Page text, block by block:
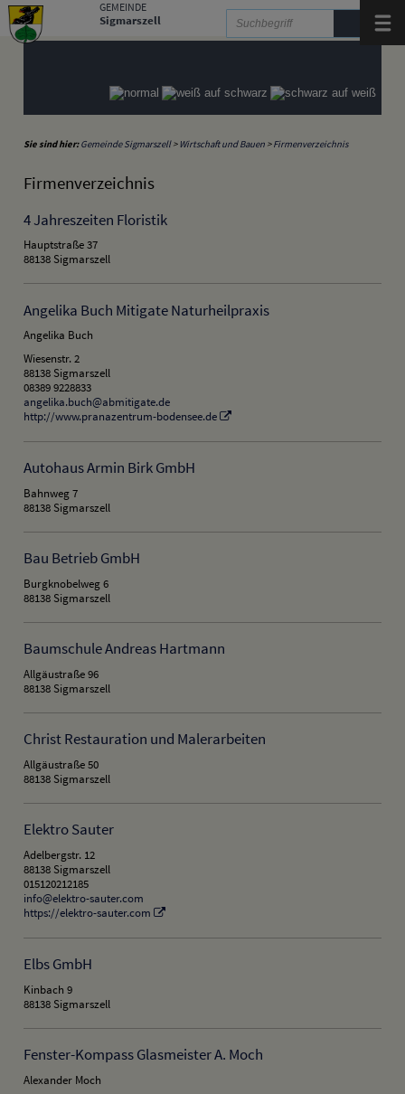
Zum Inhalt zur Navigationoder springen.
GEMEINDE
Sigmarszell
Sie sind hier: Gemeinde Sigmarszell>Wirtschaft und Bauen>Firmenverzeichnis
Firmenverzeichnis
4 Jahreszeiten Floristik
Hauptstraße 37
88138 Sigmarszell
Angelika Buch Mitigate Naturheilpraxis
Angelika Buch
Wiesenstr. 2
88138 Sigmarszell
08389 9228833
angelika.buch@abmitigate.de
http://www.pranazentrum-bodensee.de
Autohaus Armin Birk GmbH
Bahnweg 7
88138 Sigmarszell
Bau Betrieb GmbH
Burgknobelweg 6
88138 Sigmarszell
Baumschule Andreas Hartmann
Allgäustraße 96
88138 Sigmarszell
Christ Restauration und Malerarbeiten
Allgäustraße 50
88138 Sigmarszell
Elektro Sauter
Adelbergstr. 12
88138 Sigmarszell
015120212185
info@elektro-sauter.com
https://elektro-sauter.com
Elbs GmbH
Kinbach 9
88138 Sigmarszell
Fenster-Kompass Glasmeister A. Moch
Alexander Moch